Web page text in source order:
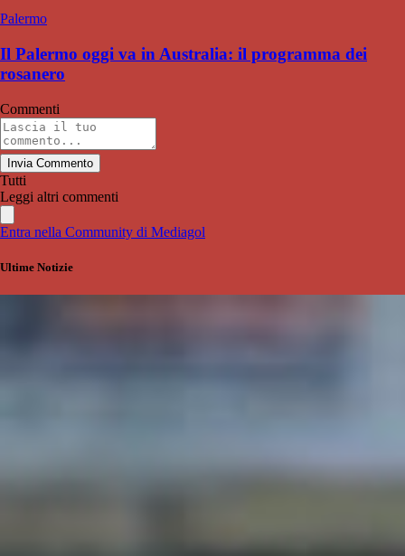
Palermo
Il Palermo oggi va in Australia: il programma dei
rosanero
Commenti
Invia Commento
Tutti
Leggi altri commenti
Entra nella Community di Mediagol
Ultime Notizie